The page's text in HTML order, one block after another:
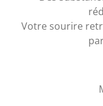
Votre sourire